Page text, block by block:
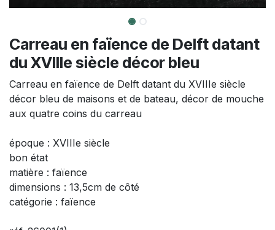
Carreau en faïence de Delft datant
du XVIIIe siècle décor bleu
Carreau en faïence de Delft datant du XVIIIe siècle
décor bleu de maisons et de bateau, décor de mouche
aux quatre coins du carreau
époque : XVIIIe siècle
bon état
matière : faïence
dimensions : 13,5cm de côté
catégorie : faïence